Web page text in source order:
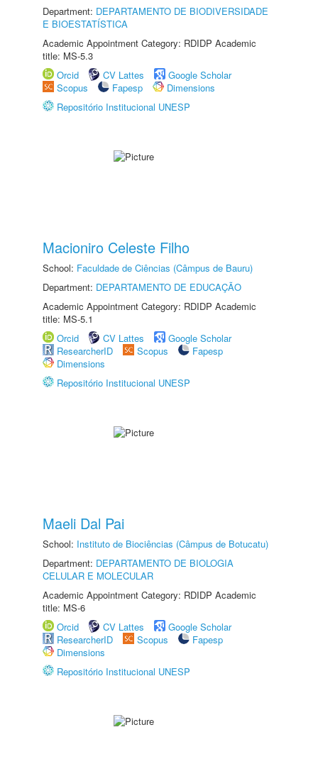
Department: DEPARTAMENTO DE BIODIVERSIDADE
E BIOESTATÍSTICA
Academic Appointment Category: RDIDP Academic
title: MS-5.3
Orcid
CV Lattes
Google Scholar
Scopus
Fapesp
Dimensions
Repositório Institucional UNESP
Macioniro Celeste Filho
School: Faculdade de Ciências (Câmpus de Bauru)
Department: DEPARTAMENTO DE EDUCAÇÃO
Academic Appointment Category: RDIDP Academic
title: MS-5.1
Orcid
CV Lattes
Google Scholar
ResearcherID
Scopus
Fapesp
Dimensions
Repositório Institucional UNESP
Maeli Dal Pai
School: Instituto de Biociências (Câmpus de Botucatu)
Department: DEPARTAMENTO DE BIOLOGIA
CELULAR E MOLECULAR
Academic Appointment Category: RDIDP Academic
title: MS-6
Orcid
CV Lattes
Google Scholar
ResearcherID
Scopus
Fapesp
Dimensions
Repositório Institucional UNESP